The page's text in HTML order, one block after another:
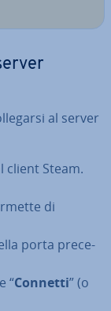
al server
client Steam.
di
porta pre­ce­
“Connetti” (o